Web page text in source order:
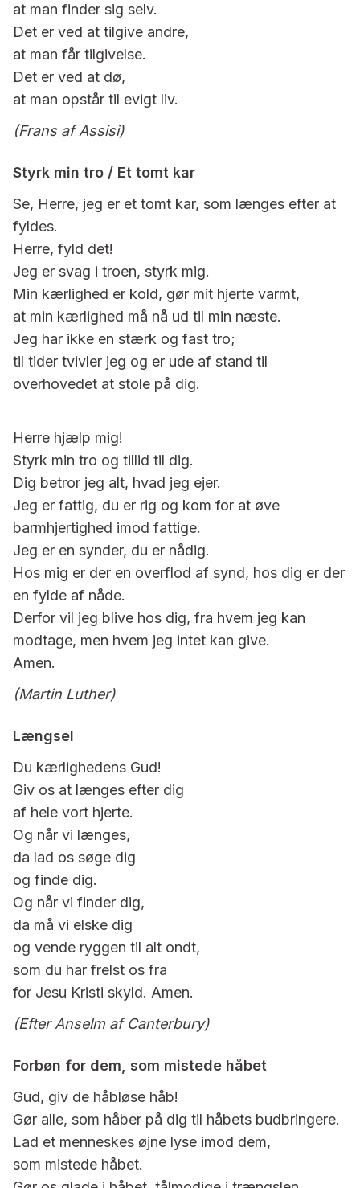
at man finder sig selv.
Det er ved at tilgive andre,
at man får tilgivelse.
Det er ved at dø,
at man opstår til evigt liv.
(Frans af Assisi)
Styrk min tro / Et tomt kar
Se, Herre, jeg er et tomt kar, som længes efter at
fyldes.
Herre, fyld det!
Jeg er svag i troen, styrk mig.
Min kærlighed er kold, gør mit hjerte varmt,
at min kærlighed må nå ud til min næste.
Jeg har ikke en stærk og fast tro;
til tider tvivler jeg og er ude af stand til
overhovedet at stole på dig.
Herre hjælp mig!
Styrk min tro og tillid til dig.
Dig betror jeg alt, hvad jeg ejer.
Jeg er fattig, du er rig og kom for at øve
barmhjertighed imod fattige.
Jeg er en synder, du er nådig.
Hos mig er der en overflod af synd, hos dig er der
en fylde af nåde.
Derfor vil jeg blive hos dig, fra hvem jeg kan
modtage, men hvem jeg intet kan give.
Amen.
(Martin Luther)
Længsel
Du kærlighedens Gud!
Giv os at længes efter dig
af hele vort hjerte.
Og når vi længes,
da lad os søge dig
og finde dig.
Og når vi finder dig,
da må vi elske dig
og vende ryggen til alt ondt,
som du har frelst os fra
for Jesu Kristi skyld. Amen.
(Efter Anselm af Canterbury)
Forbøn for dem, som mistede håbet
Gud, giv de håbløse håb!
Gør alle, som håber på dig til håbets budbringere.
Lad et menneskes øjne lyse imod dem,
som mistede håbet.